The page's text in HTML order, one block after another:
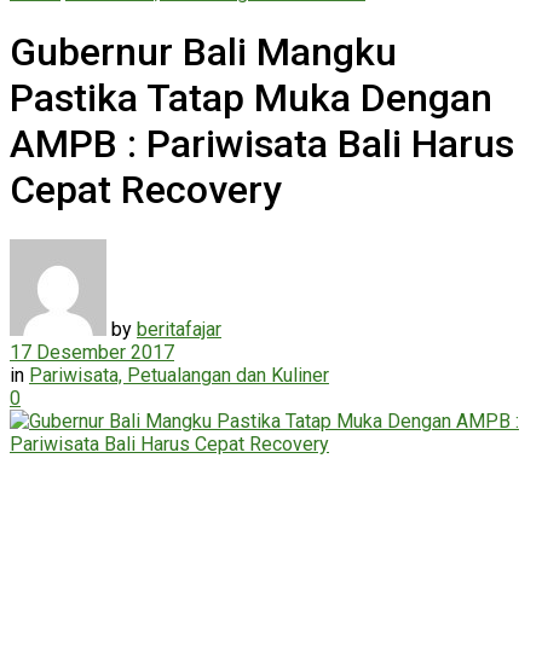
Gubernur Bali Mangku
Pastika Tatap Muka Dengan
AMPB : Pariwisata Bali Harus
Cepat Recovery
by beritafajar
17 Desember 2017
in Pariwisata, Petualangan dan Kuliner
0